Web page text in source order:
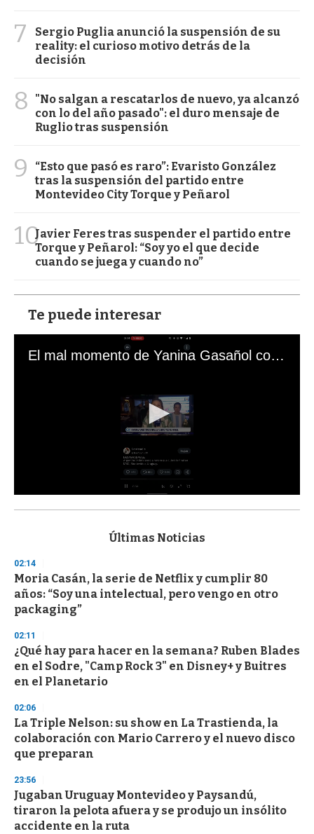
7
Sergio Puglia anunció la suspensión de su
reality: el curioso motivo detrás de la
decisión
8
"No salgan a rescatarlos de nuevo, ya alcanzó
con lo del año pasado": el duro mensaje de
Ruglio tras suspensión
9
“Esto que pasó es raro”: Evaristo González
tras la suspensión del partido entre
Montevideo City Torque y Peñarol
10Javier Feres tras suspender el partido entre
Torque y Peñarol: “Soy yo el que decide
cuando se juega y cuando no”
Te puede interesar
El mal momento de Yanina Gasañol con un hincha argentino en "Subrayado"
s
d
s
o
f
3
s
c
o
n
Últimas Noticias
02:14
Moria Casán, la serie de Netflix y cumplir 80
años: “Soy una intelectual, pero vengo en otro
packaging”
02:11
¿Qué hay para hacer en la semana? Ruben Blades
en el Sodre, "Camp Rock 3" en Disney+ y Buitres
en el Planetario
02:06
La Triple Nelson: su show en La Trastienda, la
colaboración con Mario Carrero y el nuevo disco
que preparan
23:56
Jugaban Uruguay Montevideo y Paysandú,
tiraron la pelota afuera y se produjo un insólito
accidente en la ruta